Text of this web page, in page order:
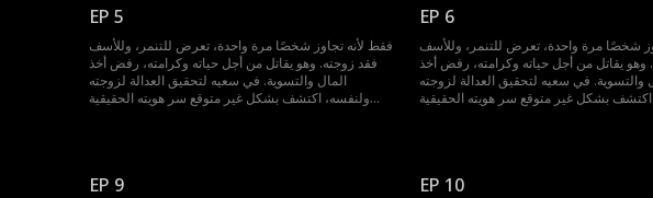
EP 5
فقط لأنه تجاوز شخصًا مرة واحدة، تعرض للتنمر، وللأسف
فقد زوجته. وهو يقاتل من أجل حياته وكرامته، رفض أخذ
المال والتسوية. في سعيه لتحقيق العدالة لزوجته
ولنفسه، اكتشف بشكل غير متوقع سر هويته الحقيقية
EP 6
شخصًا مرة واحدة، تعرض للتنمر، وللأسف
وهو يقاتل من أجل حياته وكرامته، رفض أخذ
والتسوية. في سعيه لتحقيق العدالة لزوجته
بشكل غير متوقع سر هويته الحقيقية
EP 9 EP 10